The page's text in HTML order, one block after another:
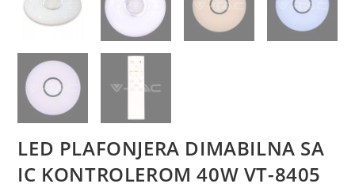
LED PLAFONJERA DIMABILNA SA
IC KONTROLEROM 40W VT-8405